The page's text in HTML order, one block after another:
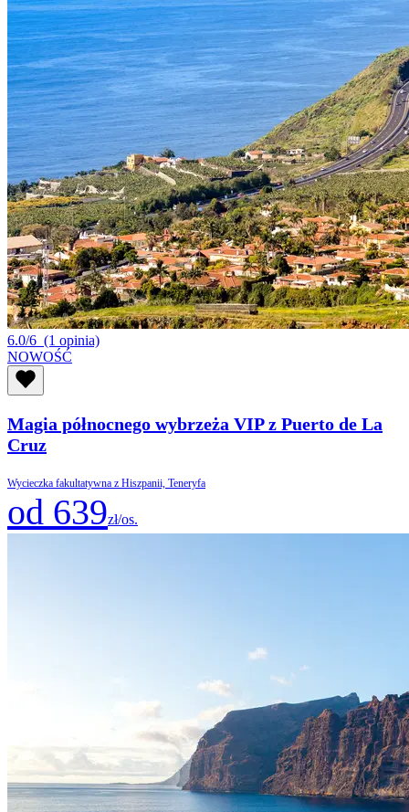
6.0/6 (1 opinia)
NOWOŚĆ
Magia północnego wybrzeża VIP z Puerto de La
Cruz
Wycieczka fakultatywna z Hiszpanii, Teneryfa
od 639zł/os.